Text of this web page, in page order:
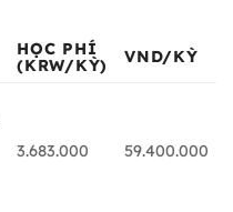
HỌC PHÍ
(KRW/KỲ)
VND/KỲ
3.683.000 59.400.000